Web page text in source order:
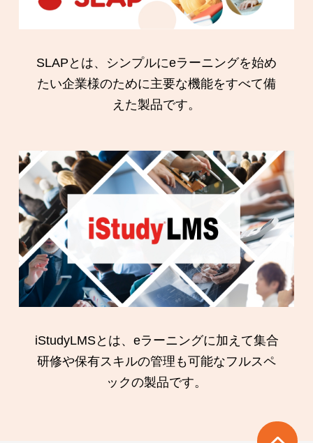
SLAPとは、シンプルにeラーニングを始め
たい企業様のために主要な機能をすべて備
えた製品です。
iStudyLMSとは、eラーニングに加えて集合
研修や保有スキルの管理も可能なフルスペ
ックの製品です。